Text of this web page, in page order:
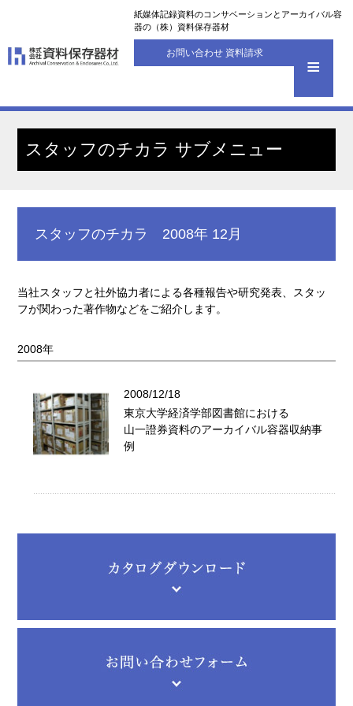
紙媒体記録資料のコンサベーションとアーカイバル容
器の（株）資料保存器材
お問い合わせ 資料請求
スタッフのチカラ サブメニュー
スタッフのチカラ 2008年 12月
当社スタッフと社外協力者による各種報告や研究発表、スタッ
フが関わった著作物などをご紹介します。
2008年
2008/12/18
東京大学経済学部図書館における
山一證券資料のアーカイバル容器収納事
例